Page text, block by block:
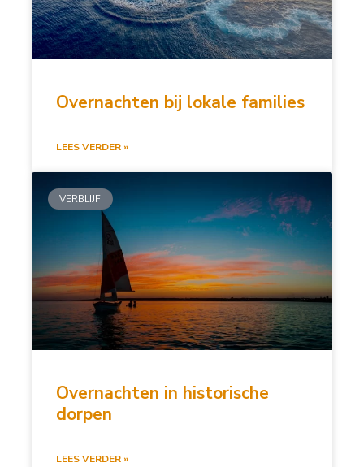
Overnachten bij lokale families
LEES VERDER »
VERBLIJF
Overnachten in historische
dorpen
LEES VERDER »